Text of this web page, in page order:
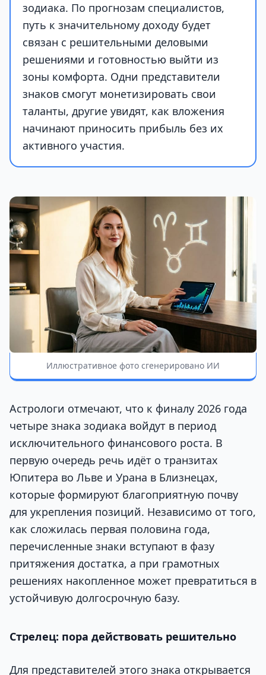
зодиака. По прогнозам специалистов,
путь к значительному доходу будет
связан с решительными деловыми
решениями и готовностью выйти из
зоны комфорта. Одни представители
знаков смогут монетизировать свои
таланты, другие увидят, как вложения
начинают приносить прибыль без их
активного участия.
Иллюстративное фото сгенерировано ИИ
Астрологи отмечают, что к финалу 2026 года
четыре знака зодиака войдут в период
исключительного финансового роста. В
первую очередь речь идёт о транзитах
Юпитера во Льве и Урана в Близнецах,
которые формируют благоприятную почву
для укрепления позиций. Независимо от того,
как сложилась первая половина года,
перечисленные знаки вступают в фазу
притяжения достатка, а при грамотных
решениях накопленное может превратиться в
устойчивую долгосрочную базу.
Стрелец: пора действовать решительно
Для представителей этого знака открывается